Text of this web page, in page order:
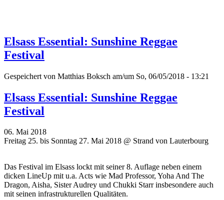
Elsass Essential: Sunshine Reggae
Festival
Gespeichert von Matthias Boksch am/um So, 06/05/2018 - 13:21
Elsass Essential: Sunshine Reggae
Festival
06. Mai 2018
Freitag 25. bis Sonntag 27. Mai 2018 @ Strand von Lauterbourg
Das Festival im Elsass lockt mit seiner 8. Auflage neben einem
dicken LineUp mit u.a. Acts wie Mad Professor, Yoha And The
Dragon, Aisha, Sister Audrey und Chukki Starr insbesondere auch
mit seinen infrastrukturellen Qualitäten.